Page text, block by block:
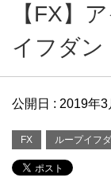
【FX】
イフダン
公開日 : 2019年3
FX ループイフ